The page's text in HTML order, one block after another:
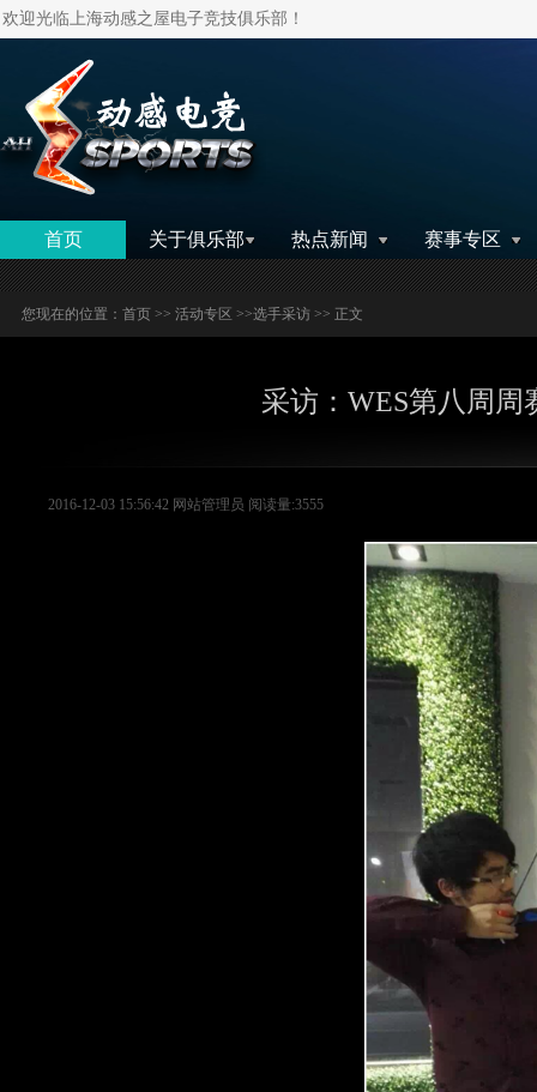
欢迎光临上海动感之屋电子竞技俱乐部！
首页 关于俱乐部 热点新闻 赛事专区
您现在的位置： 首页 >> 活动专区 >>选手采访 >> 正文
采访：WES第八周
2016-12-03 15:56:42 网站管理员 阅读量:3555